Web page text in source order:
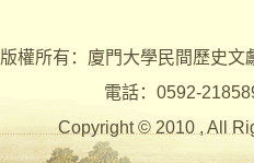
版權所有：廈門大學民間歷史
電話：0592-
Copyright © 2010 , All